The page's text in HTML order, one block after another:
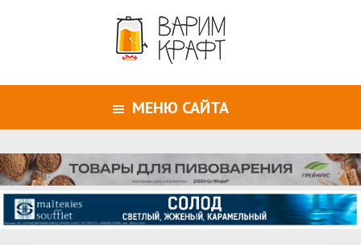
МЕНЮ САЙТА